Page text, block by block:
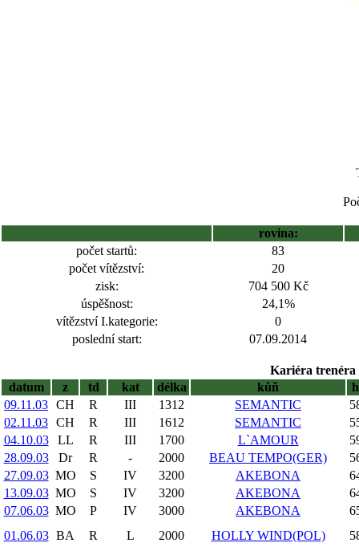
rovina:
počet startů:
83
počet vítězství:
20
zisk:
704 500 Kč
úspěšnost:
24,1%
vítězství I.kategorie:
0
poslední start:
07.09.2014
Kariéra trenéra
datum
z td kat délka kůň
09.11.03 CH R III 1312 SEMANTIC
02.11.03 CH R III 1612 SEMANTIC
04.10.03
LL R III 1700 L`AMOUR
28.09.03
Dr R - 2000 BEAU TEMPO(GER)
27.09.03 MO S IV 3200 AKEBONA
13.09.03 MO S IV 3200 AKEBONA
07.06.03 MO P IV 3000 AKEBONA
01.06.03 BA R L 2000 HOLLY WIND(POL)